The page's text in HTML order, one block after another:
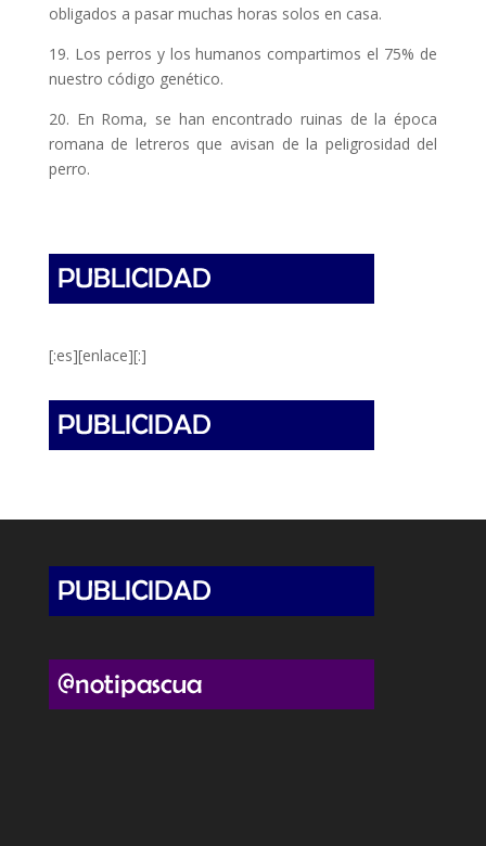
obligados a pasar muchas horas solos en casa.
19. Los perros y los humanos compartimos el 75% de
nuestro código genético.
20. En Roma, se han encontrado ruinas de la época
romana de letreros que avisan de la peligrosidad del
perro.
[:es][enlace][:]